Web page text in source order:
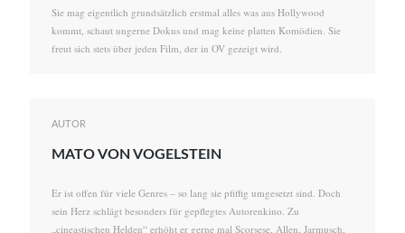
Sie mag eigentlich grundsätzlich erstmal alles was aus Hollywood
kommt, schaut ungerne Dokus und mag keine platten Komödien. Sie
freut sich stets über jeden Film, der in OV gezeigt wird.
AUTOR
MATO VON VOGELSTEIN
Er ist offen für viele Genres – so lang sie pfiffig umgesetzt sind. Doch
sein Herz schlägt besonders für gepflegtes Autorenkino. Zu
„cineastischen Helden“ erhöht er gerne mal Scorsese, Allen, Jarmusch,